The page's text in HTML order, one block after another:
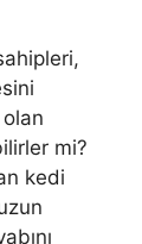
mi?
kedi